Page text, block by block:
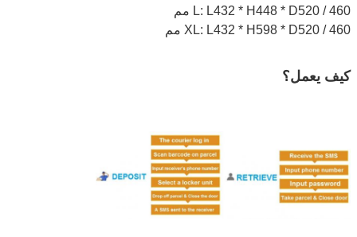
L: L432 * H448 * D520 / 460 مم
XL: L432 * H598 * D520 / 460 مم
كيف يعمل؟